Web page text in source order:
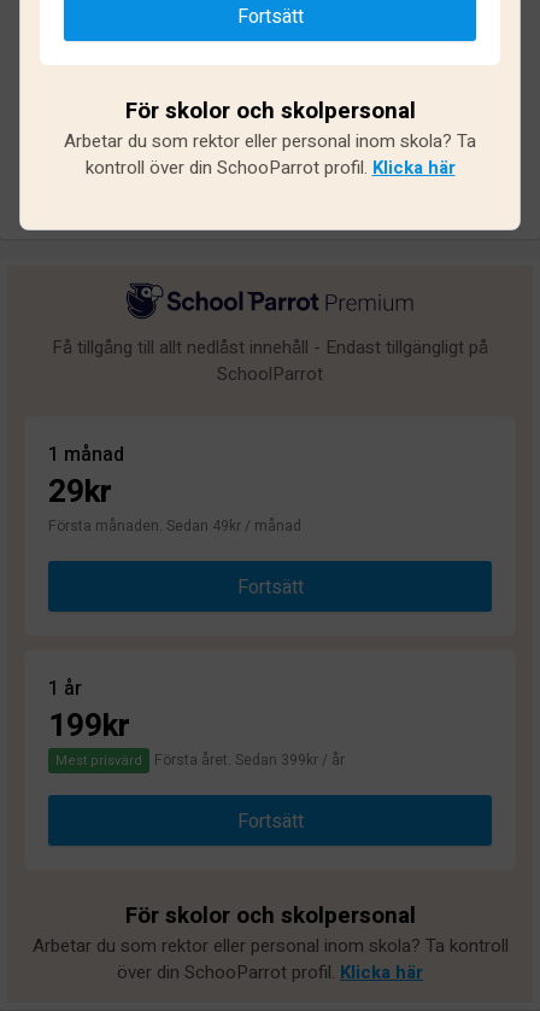
Utmärkt
Undermålig
Få tillgång till allt nedlåst innehåll - Endast tillgängligt på
SchoolParrot
1 månad
29kr
Första månaden. Sedan 49kr / månad
Fortsätt
1 år
199kr
Mest prisvärd Första året. Sedan 399kr / år
Fortsätt
För skolor och skolpersonal
Arbetar du som rektor eller personal inom skola? Ta kontroll
över din SchooParrot profil. Klicka här
Fortsätt
För skolor och skolpersonal
Arbetar du som rektor eller personal inom skola? Ta
kontroll över din SchooParrot profil. Klicka här